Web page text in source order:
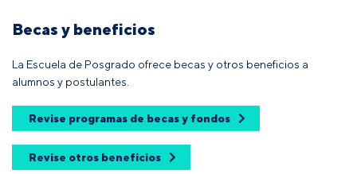
Becas y beneficios
La Escuela de Posgrado ofrece becas y otros beneficios a
alumnos y postulantes.
Revise programas de becas y fondos
Revise otros beneficios